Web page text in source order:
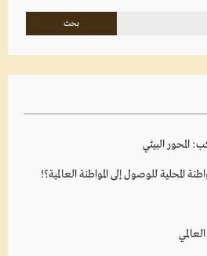
المحور البيئي
المحلية للوصول إلى المواطنة العالمية؟!